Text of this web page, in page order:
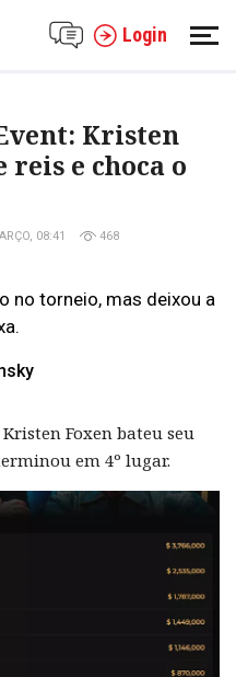
Login
Kristen
e choca o
08:41 468
no torneio, mas deixou a
Foxen bateu seu
em 4º lugar.